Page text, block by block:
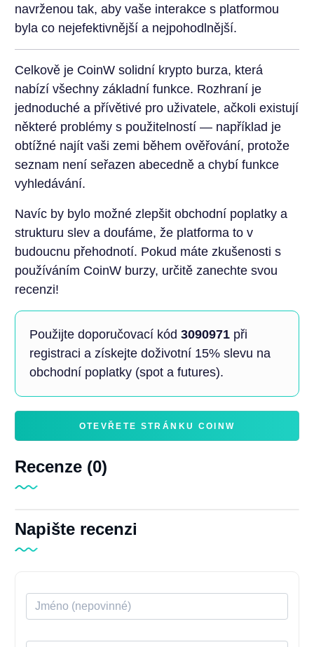
navrženou tak, aby vaše interakce s platformou
byla co nejefektivnější a nejpohodlnější.
Celkově je CoinW solidní krypto burza, která
nabízí všechny základní funkce. Rozhraní je
jednoduché a přívětivé pro uživatele, ačkoli existují
některé problémy s použitelností — například je
obtížné najít vaši zemi během ověřování, protože
seznam není seřazen abecedně a chybí funkce
vyhledávání.
Navíc by bylo možné zlepšit obchodní poplatky a
strukturu slev a doufáme, že platforma to v
budoucnu přehodnotí. Pokud máte zkušenosti s
používáním CoinW burzy, určitě zanechte svou
recenzi!
Použijte doporučovací kód 3090971při
registraci a získejte doživotní 15% slevu na
obchodní poplatky (spot a futures).
OTEVŘETE STRÁNKU COINW
Recenze (0)
Napište recenzi